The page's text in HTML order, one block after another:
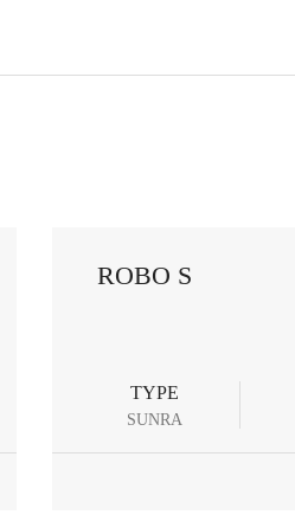
ROBO S
TYPE
SUNRA